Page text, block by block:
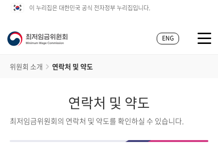
이 누리집은 대한민국 공식 전자정부 누리집입니다.
ENG
위원회 소개 연락처 및 약도
연락처 및 약도
최저임금위원회의 연락처 및 약도를 확인하실 수 있습니다.